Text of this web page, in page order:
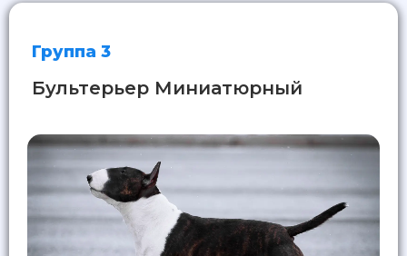
Группа 3
Бультерьер Миниатюрный